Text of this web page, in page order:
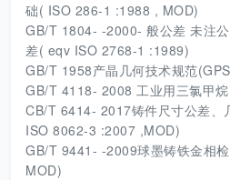
础( ISO 286-1 :1988 , MOD)
GB/T 1804- -2000- 般公差 未注
差( eqv ISO 2768-1 :1989)
GB/T 1958产晶几何技术规范
GB/T 4118- 2008 工业用三氯甲烷
CB/T 6414- 2017铸件尺寸公差、
ISO 8062-3 :2007 ,MOD)
GB/T 9441- -2009球墨铸铁金相
MOD)